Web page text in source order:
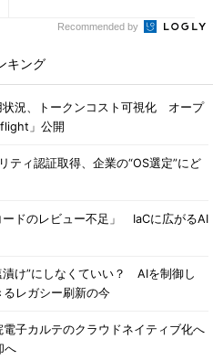
Recommended by
キング
状況、トークンコスト可視化 オープ
」公開
ティ認証取得、企業の“OS選定”にど
ードのレビュー不足」 IaCに広がるAI
漬け”にしなくていい？ AIを制御し
るレガシー刷新の今
子カルテのクラウドネイティブ化へ
へ